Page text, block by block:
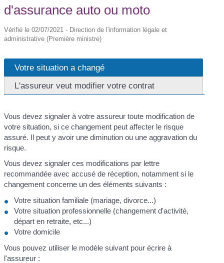
d'assurance auto ou moto
Vérifié le 02/07/2021 - Direction de l'information légale et
administrative (Première ministre)
Votre situation a changé
L'assureur veut modifier votre contrat
Vous devez signaler à votre assureur toute modification de
votre situation, si ce changement peut affecter le risque
assuré. Il peut y avoir une diminution ou une aggravation du
risque.
Vous devez signaler ces modifications par lettre
recommandée avec accusé de réception, notamment si le
changement concerne un des éléments suivants :
Votre situation familiale (mariage, divorce...)
Votre situation professionnelle (changement d'activité,
départ en retraite, etc...)
Votre domicile
Vous pouvez utiliser le modèle suivant pour écrire à
l'assureur :